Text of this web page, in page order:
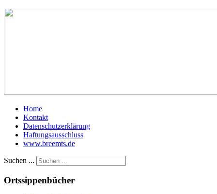
Home
Kontakt
Datenschutzerklärung
Haftungsausschluss
www.breemts.de
Suchen ...
Ortssippenbücher